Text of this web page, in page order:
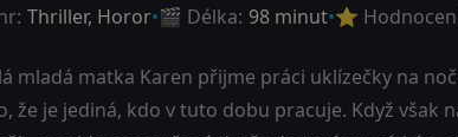
Thriller, Horor 🎬 Délka: 98 minut ⭐
mladá matka Karen přijme práci uklízečky na
že je jediná, kdo v tuto dobu pracuje. Když však